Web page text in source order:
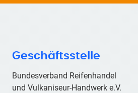
Geschäftsstelle
Bundesverband Reifenhandel
und Vulkaniseur-Handwerk e.V.